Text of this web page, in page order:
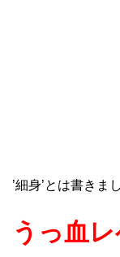
’細身’とは書きま
うっ血